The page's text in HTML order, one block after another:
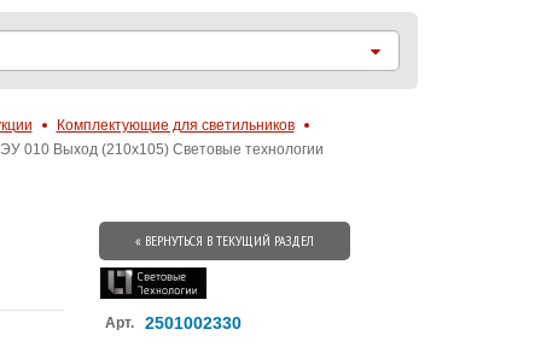
Комплектующие для светильников
010 Выход (210х105) Световые технологии
« ВЕРНУТЬСЯ В ТЕКУЩИЙ РАЗДЕЛ
Арт. 2501002330